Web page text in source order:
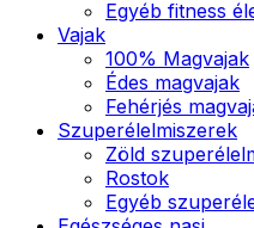
Egyéb fitness
Vajak
100% Magvajak
Édes magvajak
Fehérjés
Szuperélelmiszerek
Zöld
Rostok
Egyéb